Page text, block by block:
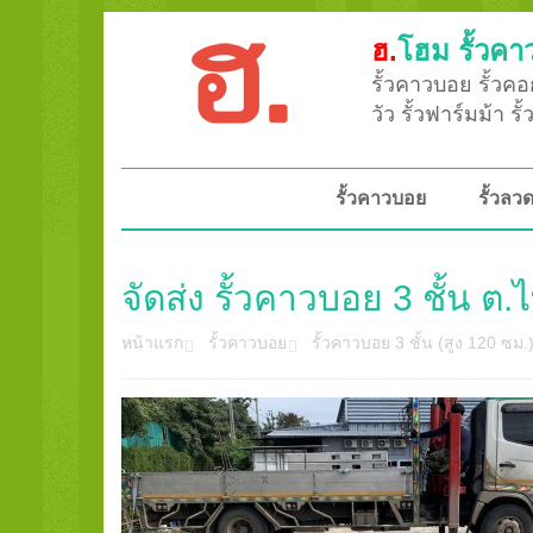
ฮ.โฮม รั้วคา
รั้วคาวบอย รั้วค
วัว รั้วฟาร์มม้า รั้
รั้วคาวบอย รั้วลว
จัดส่ง รั้วคาวบอย 3 ชั้น ต.
หน้าแรก รั้วคาวบอย รั้วคาวบอย 3 ชั้น (สูง 120 ซม.)